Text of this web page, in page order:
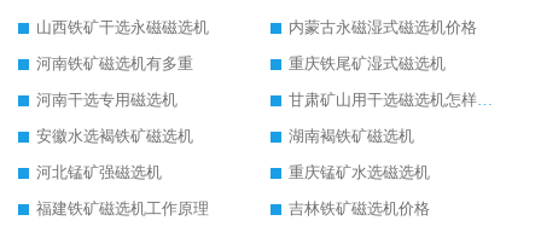
山西铁矿干选永磁磁选机
内蒙古永磁湿式磁选机价格
河南铁矿磁选机有多重
重庆铁尾矿湿式磁选机
河南干选专用磁选机
甘肃矿山用干选磁选机怎样调磁
安徽水选褐铁矿磁选机
湖南褐铁矿磁选机
河北锰矿强磁选机
重庆锰矿水选磁选机
福建铁矿磁选机工作原理
吉林铁矿磁选机价格